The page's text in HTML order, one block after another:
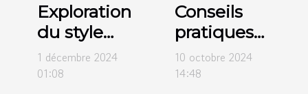
Exploration
du style
bohème :
origines et
1 décembre 2024
01:08
Conseils
pratiques
pour
l'entretien
10 octobre 2024
14:48